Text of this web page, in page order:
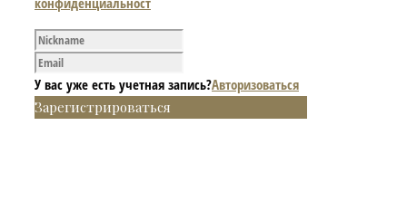
У вас уже есть учетная запись?Авторизоваться
Зарегистрироваться